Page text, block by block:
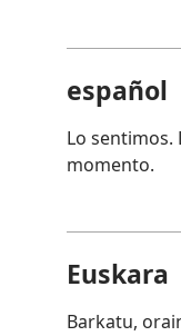
español
Lo sentimos.
momento.
Euskara
Barkatu,